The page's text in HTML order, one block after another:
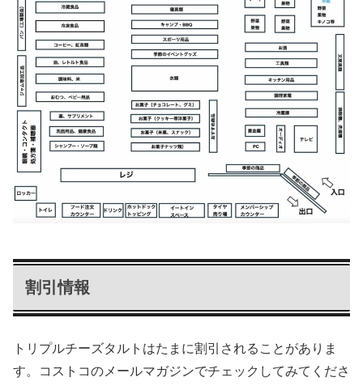
割引情報
トリプルチーズタルトはたまに割引されることがありま
す。コストコのメールマガジンでチェックしてみてくださ